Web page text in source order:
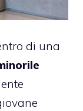
di una